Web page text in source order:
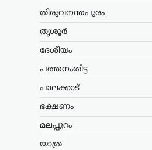
തിരുവനന്തപുരം
തൃശൂർ
ദേശീയം
പത്തനംതിട്ട
പാലക്കാട്
ഭക്ഷണം
മലപ്പുറം
യാത്ര
പിടികൂടാന്‍
ചെന്നിത്തല
പരിശോധന
കേരളം